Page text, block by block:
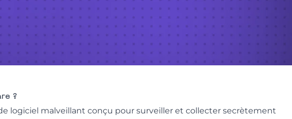
?
logiciel malveillant conçu pour surveiller et collecter secrètement